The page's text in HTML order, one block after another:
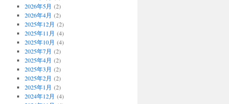
2026年5月 (2)
2026年4月 (2)
2025年12月 (2)
2025年11月 (4)
2025年10月 (4)
2025年7月 (2)
2025年4月 (2)
2025年3月 (2)
2025年2月 (2)
2025年1月 (2)
2024年12月 (4)